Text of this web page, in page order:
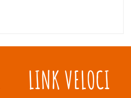
LINK VELOCI